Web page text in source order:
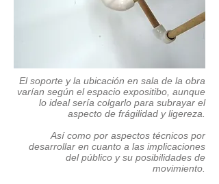
El soporte y la ubicación en sala de la obra
varían según el espacio expositibo, aunque
lo ideal sería colgarlo para subrayar el
aspecto de frágilidad y ligereza.
Así como por aspectos técnicos por
desarrollar en cuanto a las implicaciones
del público y su posibilidades de
movimiento.